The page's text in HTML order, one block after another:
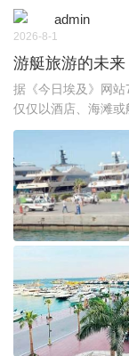
admin
2026-8-1
游艇旅游的未
据《今日埃及》网
仅仅以酒店、海滩或